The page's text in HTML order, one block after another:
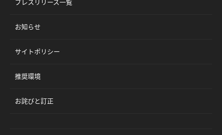
プレスリリース一覧
お知らせ
サイトポリシー
推奨環境
お詫びと訂正